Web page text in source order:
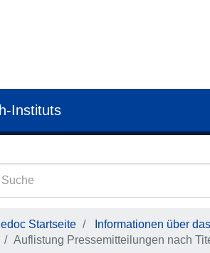
Instituts
edoc Startseite Informationen über
Auflistung Pressemitteilungen nach